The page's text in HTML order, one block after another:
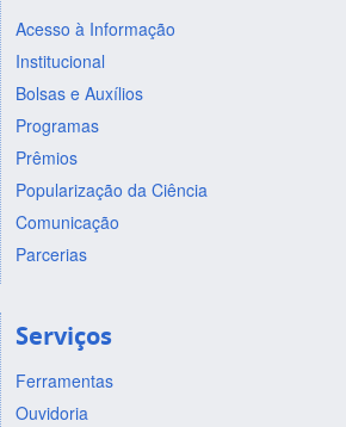
Acesso à Informação
Institucional
Bolsas e Auxílios
Programas
Prêmios
Popularização da Ciência
Comunicação
Parcerias
Serviços
Ferramentas
Ouvidoria